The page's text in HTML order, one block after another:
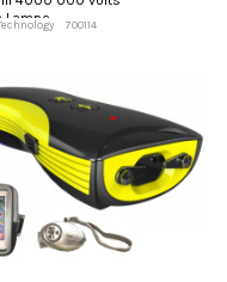
Lampe
700114